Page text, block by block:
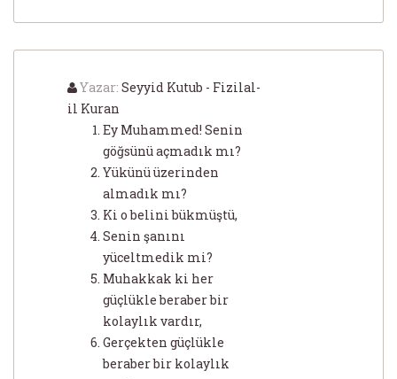
Yazar: Seyyid Kutub - Fizilal-
il Kuran
Ey Muhammed! Senin
göğsünü açmadık mı?
Yükünü üzerinden
almadık mı?
Ki o belini bükmüştü,
Senin şanını
yüceltmedik mi?
Muhakkak ki her
güçlükle beraber bir
kolaylık vardır,
Gerçekten güçlükle
beraber bir kolaylık